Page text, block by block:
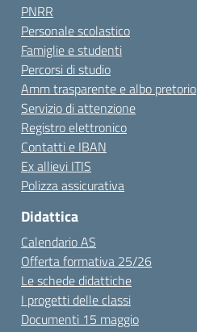
PNRR
Personale scolastico
Famiglie e studenti
Percorsi di studio
Amm trasparente e albo pretorio
Servizio di attenzione
Registro elettronico
Contatti e IBAN
Ex allievi ITIS
Polizza assicurativa
Didattica
Calendario AS
Offerta formativa 25/26
Le schede didattiche
I progetti delle classi
Documenti 15 maggio